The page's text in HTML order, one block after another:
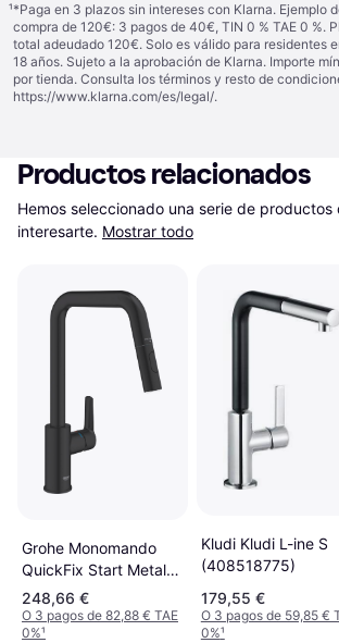
¹*Paga en 3 plazos sin intereses con Klarna. Ejemplo
compra de 120€: 3 pagos de 40€, TIN 0 % TAE 0 %.
total adeudado 120€. Solo es válido para residentes
18 años. Sujeto a la aprobación de Klarna. Importe
por tienda. Consulta los términos y resto de
https://www.klarna.com/es/legal/.
Productos relacionados
Hemos seleccionado una serie de productos
interesarte. Mostrar todo
Grohe Monomando
QuickFix Start Metal
Negro mate
248,66 €
O 3 pagos de 82,88 € TAE
0%¹
Kludi Kludi L-ine S
(408518775)
179,55 €
O 3 pagos de 59,85 €
0%¹